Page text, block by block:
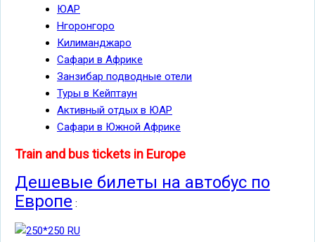
ЮАР
Нгоронгоро
Килиманджаро
Сафари в Африке
Занзибар подводные отели
Туры в Кейптаун
Активный отдых в ЮАР
Сафари в Южной Африке
Train and bus tickets in Europe
Дешевые билеты на автобус по
Европе :